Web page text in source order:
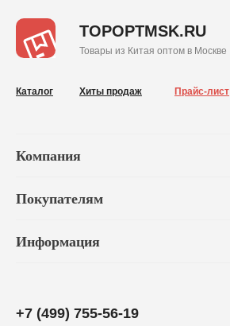
Каталог Хиты продаж Прайс-лист
TOPOPTMSK.RU
Товары из Китая оптом в Москве
Компания
Покупателям
Информация
+7 (499) 755-56-19